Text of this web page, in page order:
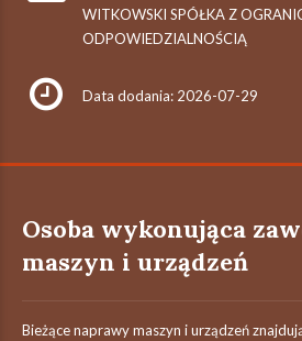
WITKOWSKI SPÓŁKA Z
ODPOWIEDZIALNOŚCIĄ
Data dodania: 2026-07-29
Osoba wykonująca
maszyn i urządzeń
Bieżące naprawy maszyn i urządzeń